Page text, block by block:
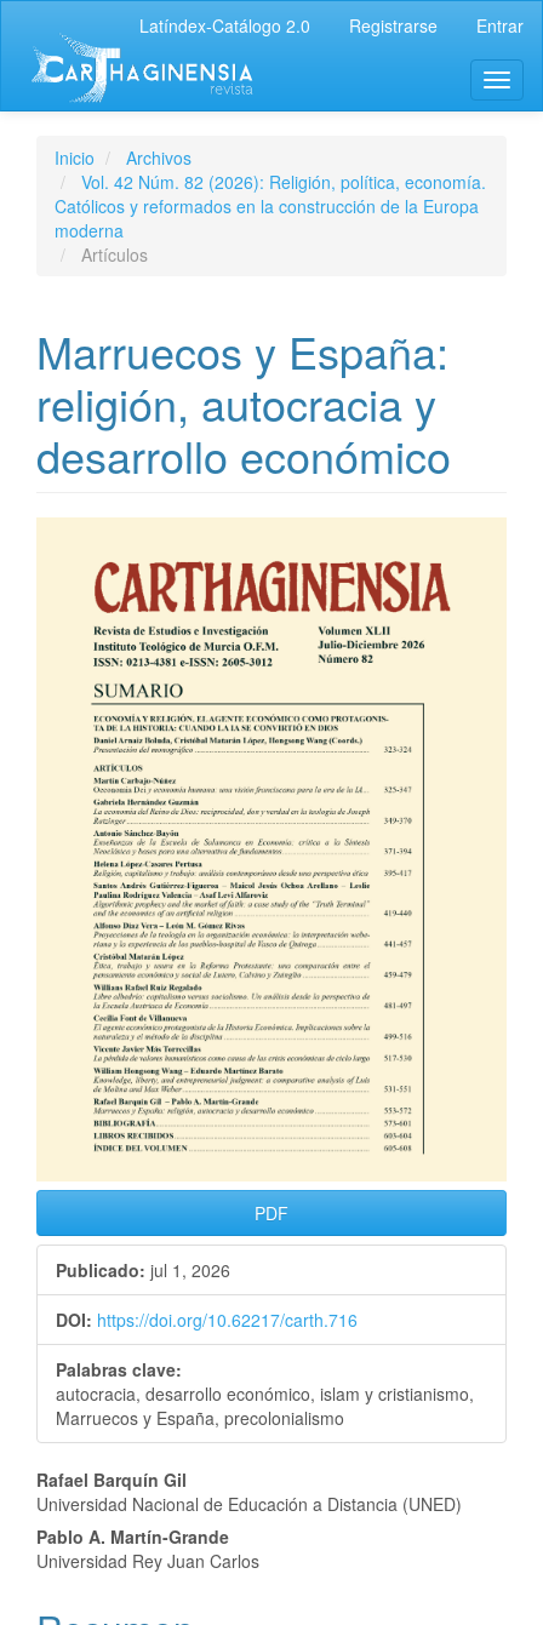
Latíndex-Catálogo 2.0 Registrarse Entrar
Inicio
Archivos
Vol. 42 Núm. 82 (2026): Religión, política, economía.
Católicos y reformados en la construcción de la Europa
moderna
Artículos
Marruecos y España:
religión, autocracia y
desarrollo económico
PDF
Publicado: jul 1, 2026
DOI: https://doi.org/10.62217/carth.716
Palabras clave:
autocracia, desarrollo económico, islam y cristianismo,
Marruecos y España, precolonialismo
Rafael Barquín Gil
Universidad Nacional de Educación a Distancia (UNED)
Pablo A. Martín-Grande
Universidad Rey Juan Carlos